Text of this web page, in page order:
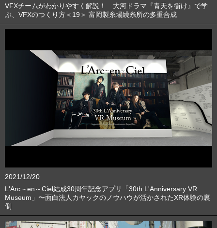
VFXチームがわかりやすく解説！ 大河ドラマ『青天を衝け』で学
ぶ、VFXのつくり方＜19＞ 富岡製糸場繰糸所の多重合成
2021/12/20
L'Arc～en～Ciel結成30周年記念アプリ「30th L'Anniversary VR
Museum」〜面白法人カヤックのノウハウが活かされたXR体験の裏
側